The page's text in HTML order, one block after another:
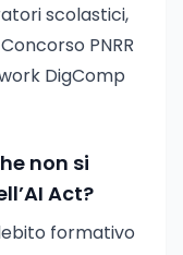
scolastici,
PNRR
DigComp
non si
Act?
formativo